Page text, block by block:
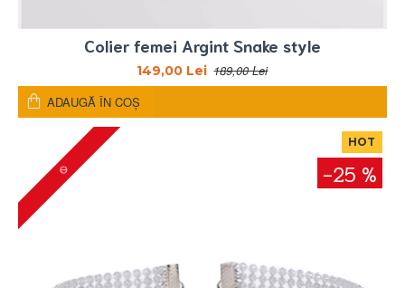
Colier femei Argint Snake style
149,00 Lei 189,00 Lei
ADAUGĂ ÎN COŞ
HOT
-25 %